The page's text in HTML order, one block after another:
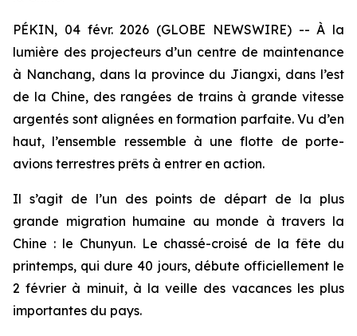
PÉKIN, 04 févr. 2026 (GLOBE NEWSWIRE) -- À la
lumière des projecteurs d’un centre de maintenance
à Nanchang, dans la province du Jiangxi, dans l’est
de la Chine, des rangées de trains à grande vitesse
argentés sont alignées en formation parfaite. Vu d’en
haut, l’ensemble ressemble à une flotte de porte-
avions terrestres prêts à entrer en action.
Il s’agit de l’un des points de départ de la plus
grande migration humaine au monde à travers la
Chine : le Chunyun. Le chassé-croisé de la fête du
printemps, qui dure 40 jours, débute officiellement le
2 février à minuit, à la veille des vacances les plus
importantes du pays.